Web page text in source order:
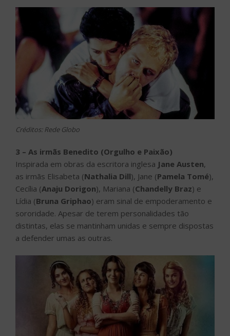
Créditos: Rede Globo
3 – As irmãs Benedito (Orgulho e Paixão)
Inspirada em obras da escritora inglesa Jane Austen,
as irmãs Elisabeta (Nathalia Dill), Jane (Pamela Tomé),
Cecília (Anaju Dorigon), Mariana (Chandelly Braz) e
Lídia (Bruna Griphao) eram sinal de empoderamento e
sororidade. Apesar de terem personalidades tão
distintas, elas se mantinham unidas e sempre dispostas
a defender umas as outras.